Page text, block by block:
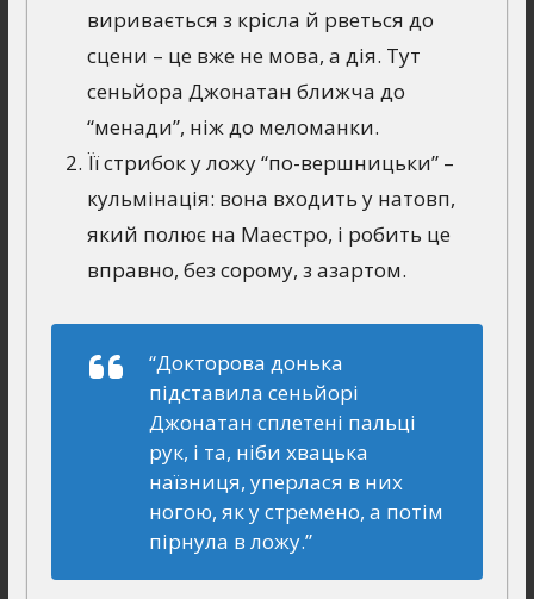
виривається з крісла й рветься до
сцени – це вже не мова, а дія. Тут
сеньйора Джонатан ближча до
“менади”, ніж до меломанки.
Її стрибок у ложу “по-вершницьки” –
кульмінація: вона входить у натовп,
який полює на Маестро, і робить це
вправно, без сорому, з азартом.
“Докторова донька
підставила сеньйорі
Джонатан сплетені пальці
рук, і та, ніби хвацька
наїзниця, уперлася в них
ногою, як у стремено, а потім
пірнула в ложу.”